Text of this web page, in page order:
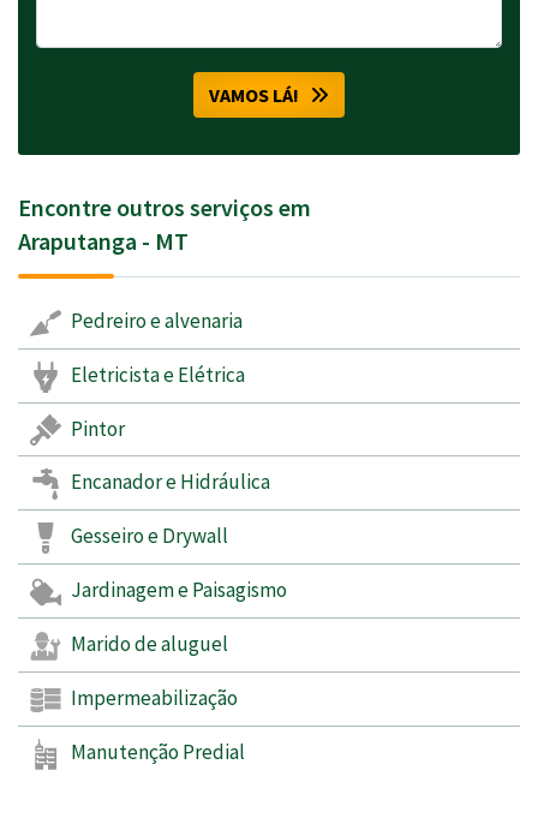
VAMOS LÁ!
Encontre outros serviços em
Araputanga - MT
Pedreiro e alvenaria
Eletricista e Elétrica
Pintor
Encanador e Hidráulica
Gesseiro e Drywall
Jardinagem e Paisagismo
Marido de aluguel
Impermeabilização
Manutenção Predial